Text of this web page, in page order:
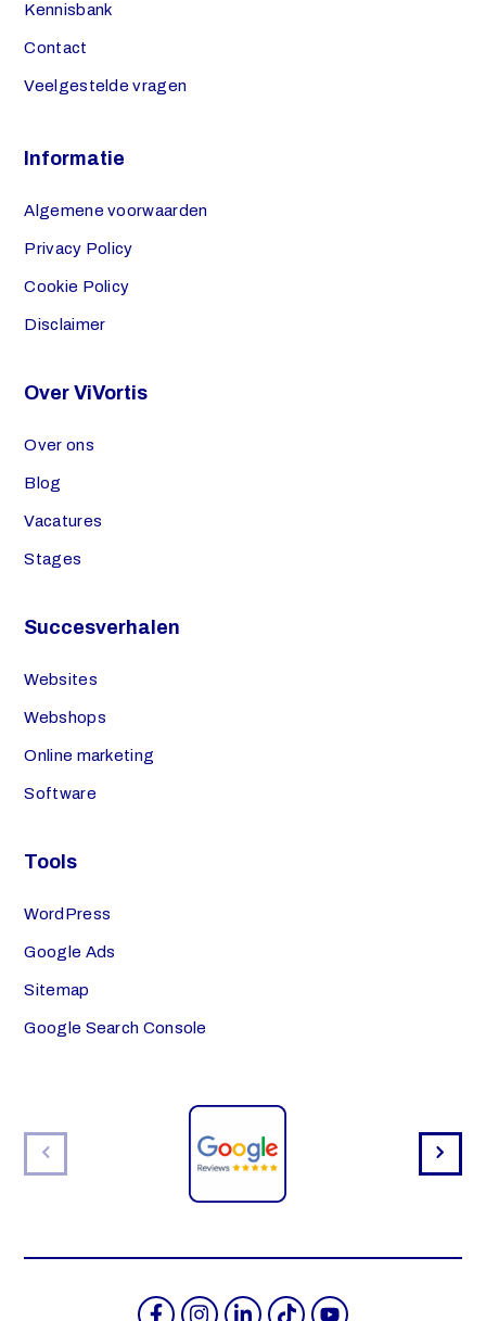
Kennisbank
Contact
Veelgestelde vragen
Informatie
Algemene voorwaarden
Privacy Policy
Cookie Policy
Disclaimer
Over ViVortis
Over ons
Blog
Vacatures
Stages
Succesverhalen
Websites
Webshops
Online marketing
Software
Tools
WordPress
Google Ads
Sitemap
Google Search Console